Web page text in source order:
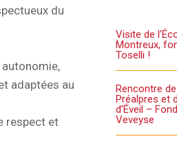
du
adaptées au
respect et
Visite de
Montreux,
Toselli !
Rencontre de
Préalpres et
d’Éveil –
Veveyse